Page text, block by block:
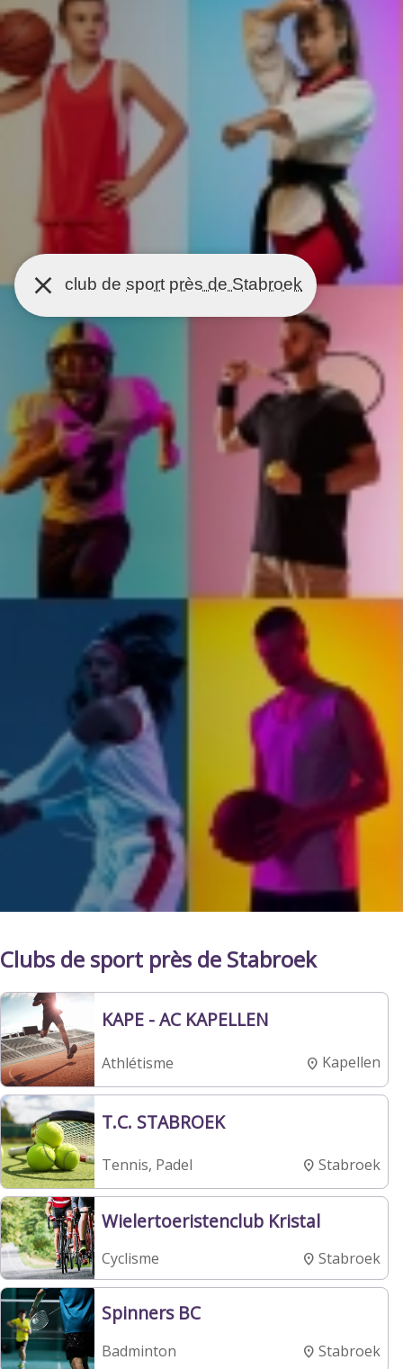
club de sport près de Stabroek
Clubs de sport près de Stabroek
KAPE - AC KAPELLEN
Athlétisme Kapellen
T.C. STABROEK
Tennis, Padel Stabroek
Wielertoeristenclub Kristal
Cyclisme Stabroek
Spinners BC
Badminton Stabroek